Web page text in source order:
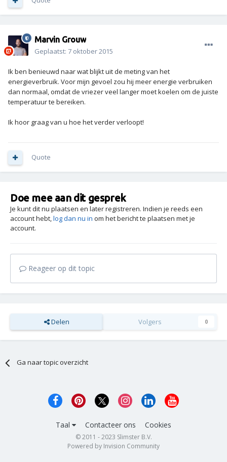
Marvin Grouw
Geplaatst: 7 oktober 2015
Ik ben benieuwd naar wat blijkt uit de meting van het
energieverbruik. Voor mijn gevoel zou hij meer energie verbruiken
dan normaal, omdat de vriezer veel langer moet koelen om de juiste
temperatuur te bereiken.
Ik hoor graag van u hoe het verder verloopt!
Quote
Doe mee aan dit gesprek
Je kunt dit nu plaatsen en later registreren. Indien je reeds een
account hebt,log dan nu in om het bericht te plaatsen met je
account.
Reageer op dit topic
Delen Volgers 0
Ga naar topic overzicht
Taal Contacteer ons Cookies
© 2011 - 2023 Slimster B.V.
Powered by Invision Community